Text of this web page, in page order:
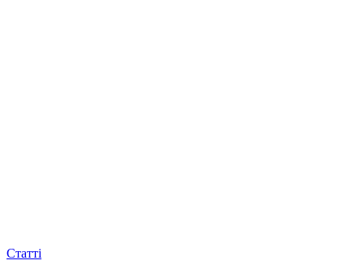
Статті